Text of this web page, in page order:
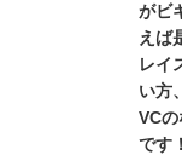
がビ
えば
レイ
い方
VC
です